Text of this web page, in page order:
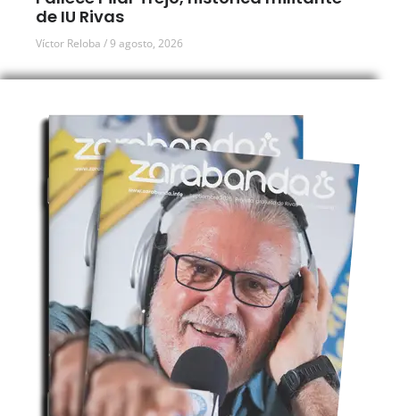
de IU Rivas
Víctor Reloba 9 agosto, 2026